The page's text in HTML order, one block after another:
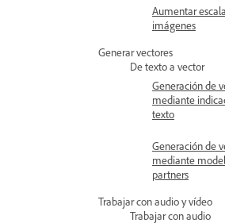
Aumentar
imágenes
Generar vectores
De texto a vector
Generación de
mediante
texto
Generación de
mediante
partners
Trabajar con audio y vídeo
Trabajar con audio